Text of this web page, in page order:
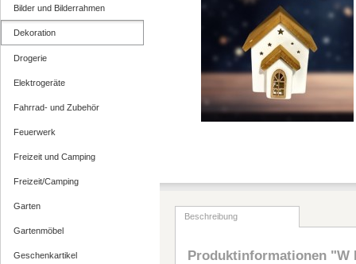
Bilder und Bilderrahmen
Dekoration
Drogerie
Elektrogeräte
Fahrrad- und Zubehör
Feuerwerk
Freizeit und Camping
Freizeit/Camping
Garten
Gartenmöbel
Geschenkartikel
Beschreibung
Produktinformationen "W